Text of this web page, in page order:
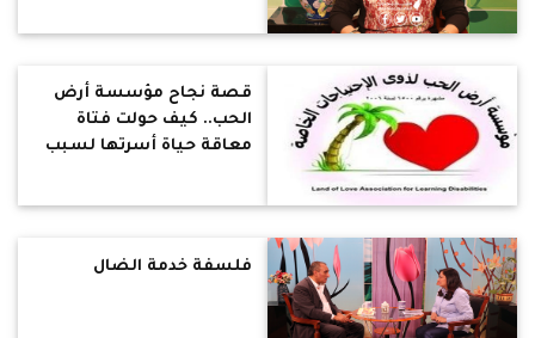
قصة نجاح مؤسسة أرض
الحب.. كيف حولت فتاة
معاقة حياة أسرتها لسبب
فلسفة خدمة الضال